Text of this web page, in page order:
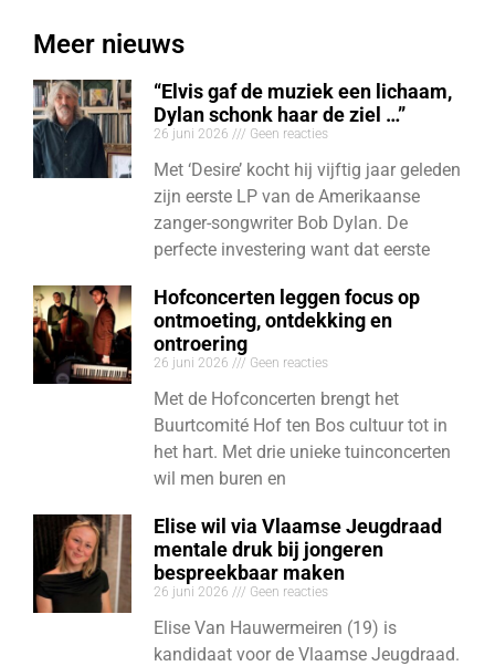
Meer nieuws
“Elvis gaf de muziek een lichaam,
Dylan schonk haar de ziel …”
26 juni 2026 Geen reacties
Met ‘Desire’ kocht hij vijftig jaar geleden
zijn eerste LP van de Amerikaanse
zanger-songwriter Bob Dylan. De
perfecte investering want dat eerste
Hofconcerten leggen focus op
ontmoeting, ontdekking en
ontroering
26 juni 2026 Geen reacties
Met de Hofconcerten brengt het
Buurtcomité Hof ten Bos cultuur tot in
het hart. Met drie unieke tuinconcerten
wil men buren en
Elise wil via Vlaamse Jeugdraad
mentale druk bij jongeren
bespreekbaar maken
26 juni 2026 Geen reacties
Elise Van Hauwermeiren (19) is
kandidaat voor de Vlaamse Jeugdraad.